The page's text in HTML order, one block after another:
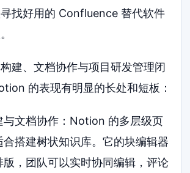
找好用的 Confluence 替代软件
建、文档协作与项目研发管理闭
的表现有明显的长处和短板：
与文档协作：Notion 的多层级页
合搭建树状知识库。它的块编辑器
版，团队可以实时协同编辑，评论